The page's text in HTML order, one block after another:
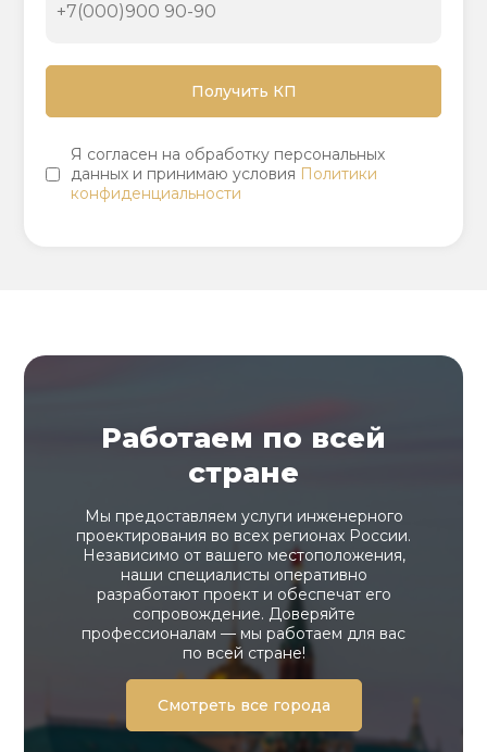
Я согласен на обработку персональных
данных и принимаю условия Политики
конфиденциальности
Работаем по всей
стране
Мы предоставляем услуги инженерного
проектирования во всех регионах России.
Независимо от вашего местоположения,
наши специалисты оперативно
разработают проект и обеспечат его
сопровождение. Доверяйте
профессионалам — мы работаем для вас
по всей стране!
Смотреть все города